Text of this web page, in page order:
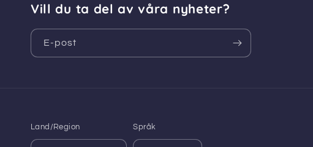
Vill du ta del av våra nyheter?
E-post
Land/Region Språk